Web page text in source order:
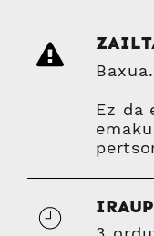
Baxua.
Ez da